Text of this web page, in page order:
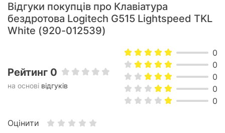
Три варіанти підключення
Підключайте клавіатуру одним із трьох способів:
Bluetooth або за допомогою кабелю.
Відгуки покупців про Клавiатура
бездротова Logitech G515 Lightspeed TKL
White (920-012539)
Рейтинг 0
на основі відгуків
0
0
0
0
0
Оцінити